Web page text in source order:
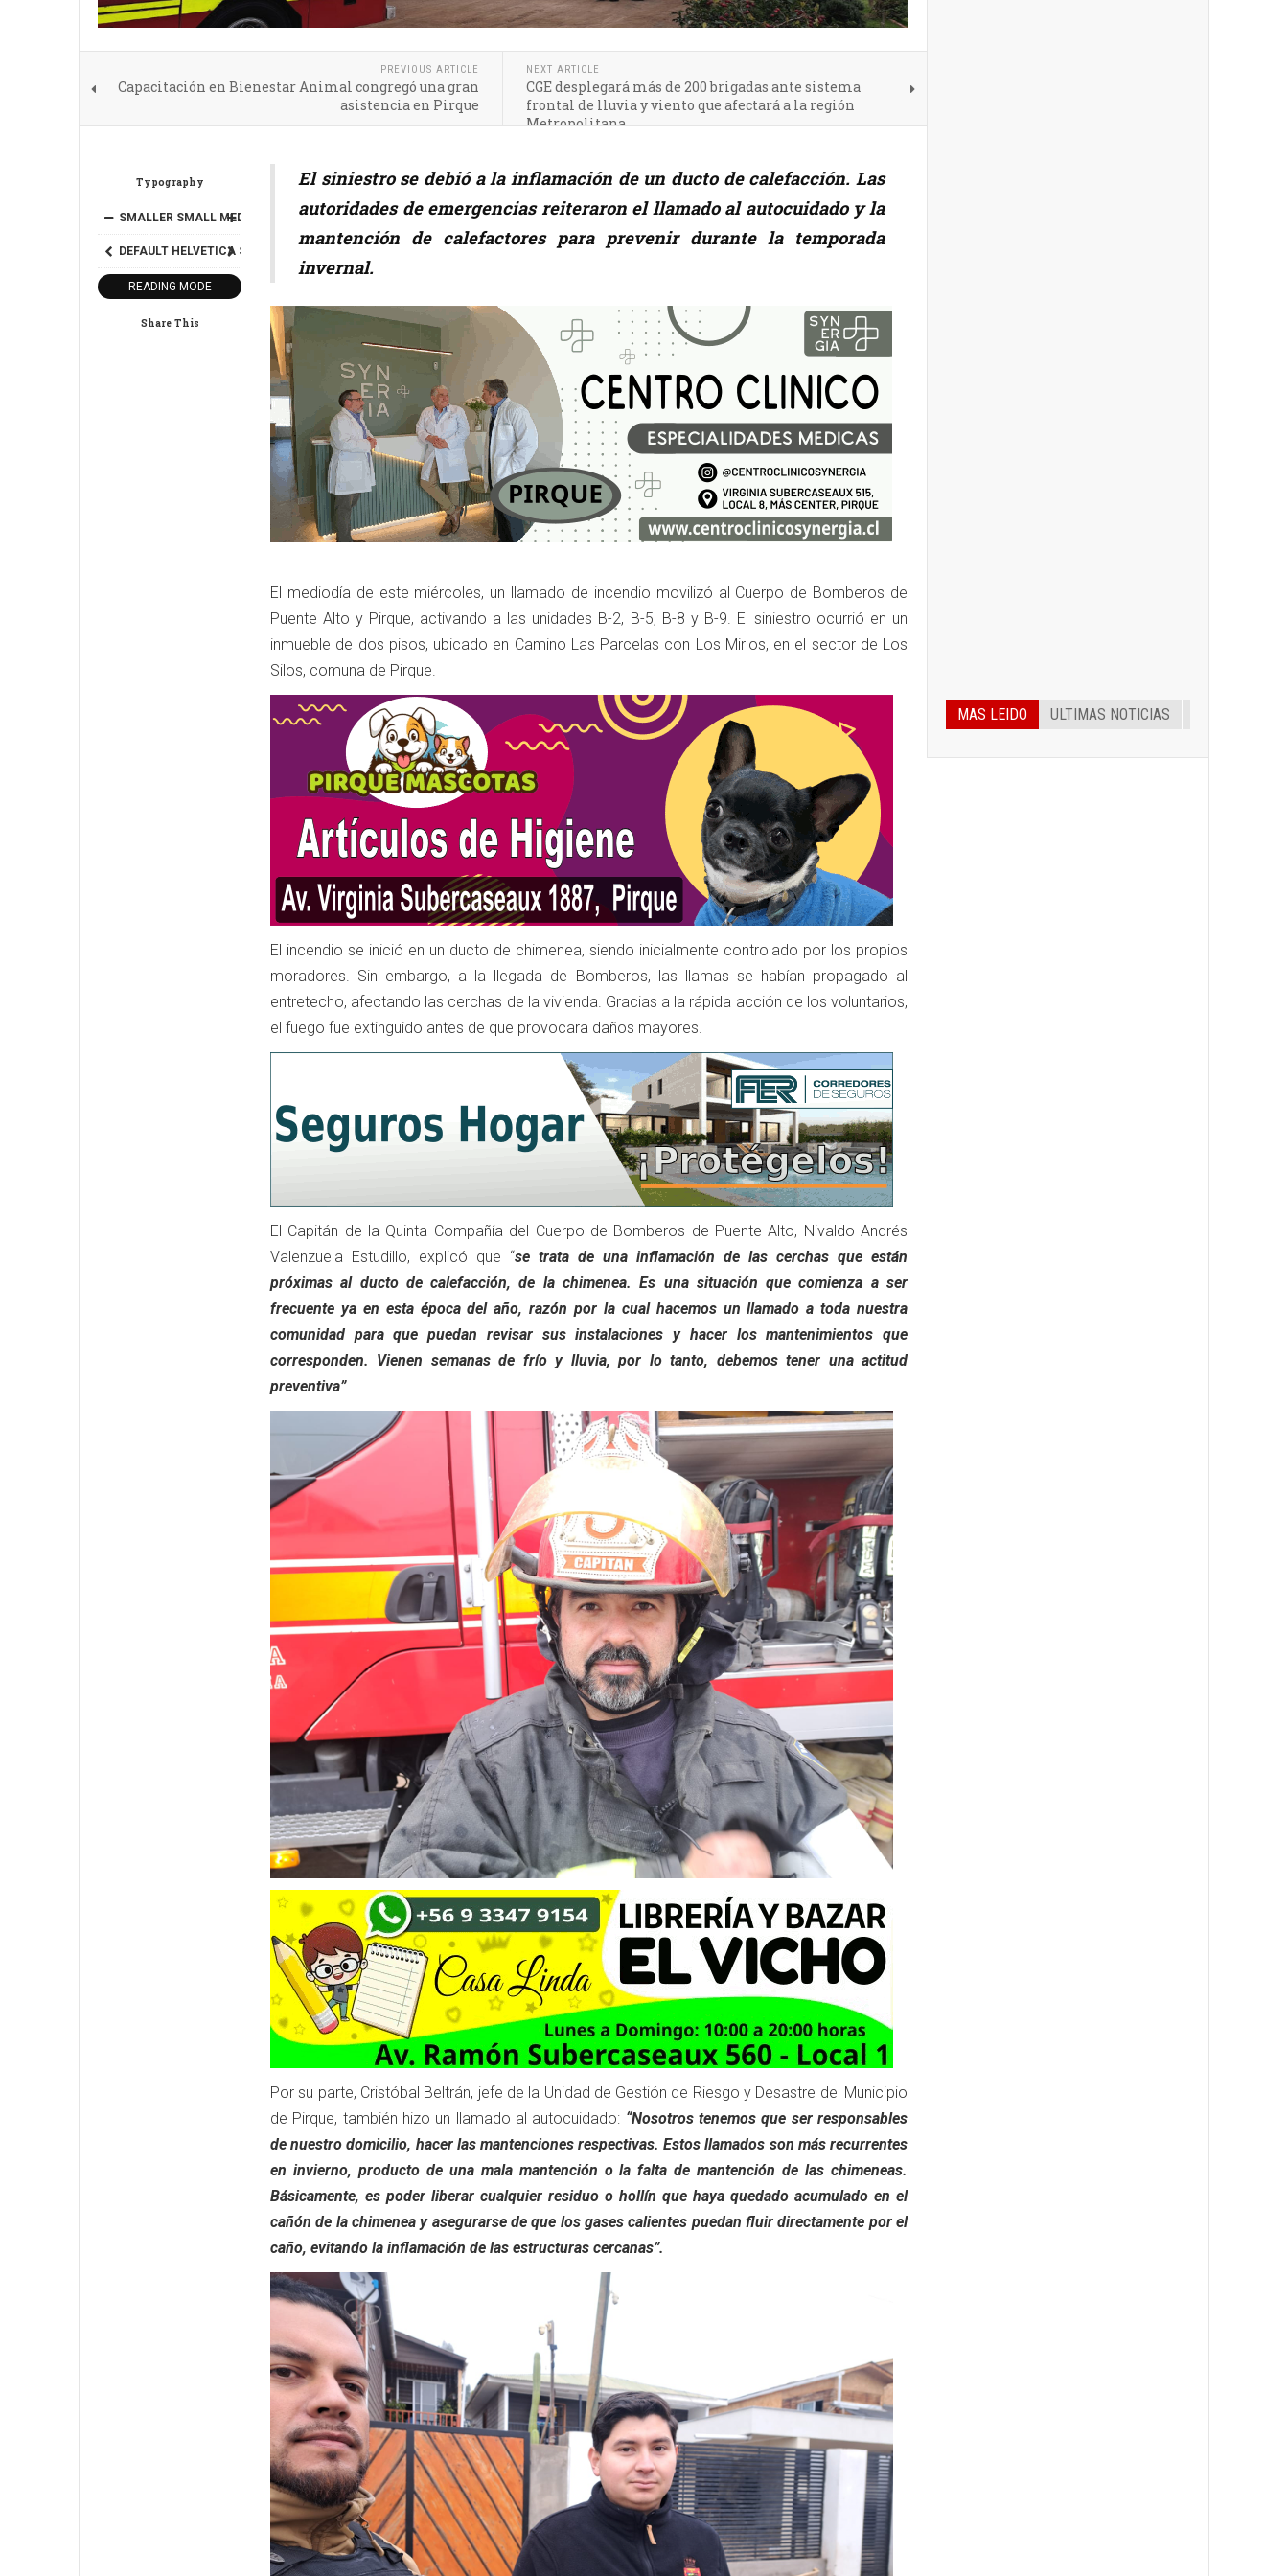
PREVIOUS ARTICLE
Capacitación en Bienestar Animal congregó una gran
asistencia en Pirque
NEXT ARTICLE
CGE desplegará más de 200 brigadas ante sistema
frontal de lluvia y viento que afectará a la región
Metropolitana
Typography
SMALLER SMALL MEDIUM BIGGER
DEFAULT HELVETICA SEGOE
READING MODE
Share This
El siniestro se debió a la inflamación de un ducto de calefacción. Las
autoridades de emergencias reiteraron el llamado al autocuidado y la
mantención de calefactores para prevenir durante la temporada
invernal.
El mediodía de este miércoles, un llamado de incendio movilizó al Cuerpo de Bomberos de
Puente Alto y Pirque, activando a las unidades B-2, B-5, B-8 y B-9. El siniestro ocurrió en un
inmueble de dos pisos, ubicado en Camino Las Parcelas con Los Mirlos, en el sector de Los
Silos, comuna de Pirque.
El incendio se inició en un ducto de chimenea, siendo inicialmente controlado por los propios
moradores. Sin embargo, a la llegada de Bomberos, las llamas se habían propagado al
entretecho, afectando las cerchas de la vivienda. Gracias a la rápida acción de los voluntarios,
el fuego fue extinguido antes de que provocara daños mayores.
El Capitán de la Quinta Compañía del Cuerpo de Bomberos de Puente Alto, Nivaldo Andrés
Valenzuela Estudillo, explicó que “se trata de una inflamación de las cerchas que están
próximas al ducto de calefacción, de la chimenea. Es una situación que comienza a ser
frecuente ya en esta época del año, razón por la cual hacemos un llamado a toda nuestra
comunidad para que puedan revisar sus instalaciones y hacer los mantenimientos que
corresponden. Vienen semanas de frío y lluvia, por lo tanto, debemos tener una actitud
preventiva”.
Por su parte, Cristóbal Beltrán, jefe de la Unidad de Gestión de Riesgo y Desastre del Municipio
de Pirque, también hizo un llamado al autocuidado: “Nosotros tenemos que ser responsables
de nuestro domicilio, hacer las mantenciones respectivas. Estos llamados son más recurrentes
en invierno, producto de una mala mantención o la falta de mantención de las chimeneas.
Básicamente, es poder liberar cualquier residuo o hollín que haya quedado acumulado en el
cañón de la chimenea y asegurarse de que los gases calientes puedan fluir directamente por el
caño, evitando la inflamación de las estructuras cercanas”.
MAS LEIDO ULTIMAS NOTICIAS